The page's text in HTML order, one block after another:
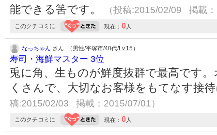
能できる筈です。
（投稿:2015/02/09 掲載
このクチコミに 現在： 0 人
なっちゃん さん （男性/平塚市/40代/Lv.15）
寿司・海鮮マスター 3位
兎に角、生ものが鮮度抜群で最高です
くさんで、大切なお客様をもてなす接
稿:2015/02/03 掲載：2015/07/01）
このクチコミに 現在： 0 人